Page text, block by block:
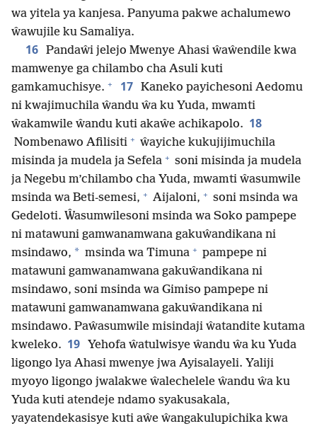
wa yitela ya kanjesa. Panyuma pakwe achalumewo
ŵawujile ku Samaliya.
16 Pandaŵi jelejo Mwenye Ahasi ŵaŵendile kwa
mamwenye ga chilambo cha Asuli kuti
gamkamuchisye. + 17 Kaneko payichesoni Aedomu
ni kwajimuchila ŵandu ŵa ku Yuda, mwamti
ŵakamwile ŵandu kuti akaŵe achikapolo. 18
Nombenawo Afilisiti + ŵayiche kukujijimuchila
misinda ja mudela ja Sefela + soni misinda ja mudela
ja Negebu m’chilambo cha Yuda, mwamti ŵasumwile
msinda wa Beti-semesi, + Aijaloni, + soni msinda wa
Gedeloti. Ŵasumwilesoni msinda wa Soko pampepe
ni matawuni gamwanamwana gakuŵandikana ni
msindawo, * msinda wa Timuna + pampepe ni
matawuni gamwanamwana gakuŵandikana ni
msindawo, soni msinda wa Gimiso pampepe ni
matawuni gamwanamwana gakuŵandikana ni
msindawo. Paŵasumwile misindaji ŵatandite kutama
kweleko. 19
Yehofa ŵatulwisye ŵandu ŵa ku Yuda
ligongo lya Ahasi mwenye jwa Ayisalayeli. Yaliji
myoyo ligongo jwalakwe ŵalechelele ŵandu ŵa ku
Yuda kuti atendeje ndamo syakusakala,
yayatendekasisye kuti aŵe ŵangakulupichika kwa